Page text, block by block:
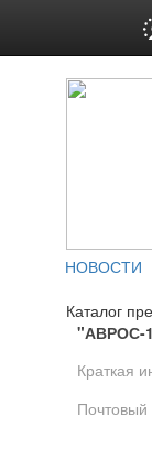
НОВОСТИ
Каталог
"АВРОС-
Краткая
Почтовый